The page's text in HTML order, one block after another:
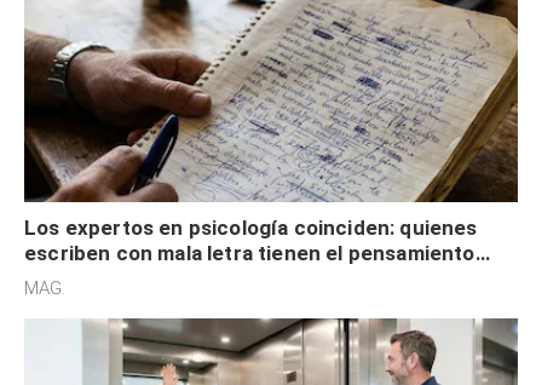
Los expertos en psicología coinciden: quienes
escriben con mala letra tienen el pensamiento
acelerado y no lo hacen por desinterés
MAG.